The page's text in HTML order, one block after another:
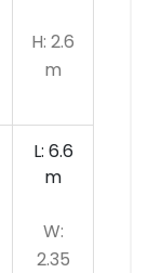
H: 2.6
m
L: 6.6
m
W:
2.35